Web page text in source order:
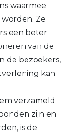
waarmee
Ze
een beter
van de
de bezoekers,
kan
verzameld
zijn en
is de